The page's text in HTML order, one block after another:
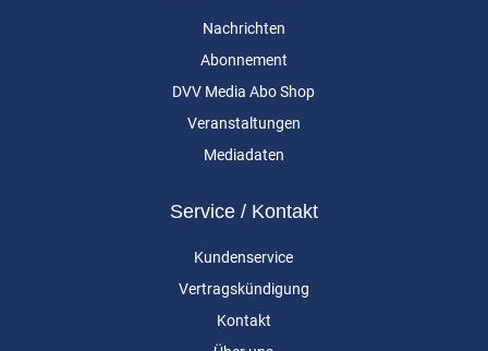
Nachrichten
Abonnement
DVV Media Abo Shop
Veranstaltungen
Mediadaten
Service / Kontakt
Kundenservice
Vertragskündigung
Kontakt